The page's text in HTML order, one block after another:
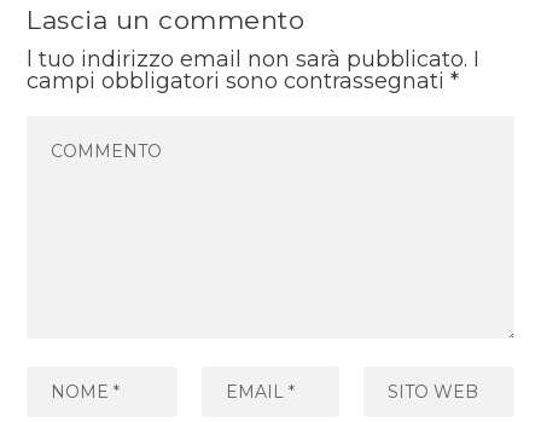
Lascia un commento
l tuo indirizzo email non sarà pubblicato. I
campi obbligatori sono contrassegnati*